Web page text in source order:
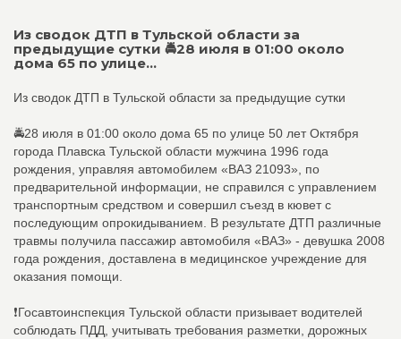
Из сводок ДТП в Тульской области за
предыдущие сутки 🚔28 июля в 01:00 около
дома 65 по улице...
Из сводок ДТП в Тульской области за предыдущие сутки
🚔28 июля в 01:00 около дома 65 по улице 50 лет Октября
города Плавска Тульской области мужчина 1996 года
рождения, управляя автомобилем «ВАЗ 21093», по
предварительной информации, не справился с управлением
транспортным средством и совершил съезд в кювет с
последующим опрокидыванием. В результате ДТП различные
травмы получила пассажир автомобиля «ВАЗ» - девушка 2008
года рождения, доставлена в медицинское учреждение для
оказания помощи.
❗Госавтоинспекция Тульской области призывает водителей
соблюдать ПДД, учитывать требования разметки, дорожных